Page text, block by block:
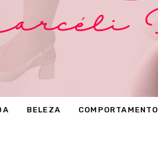
BELEZA COMPORTAMENTO